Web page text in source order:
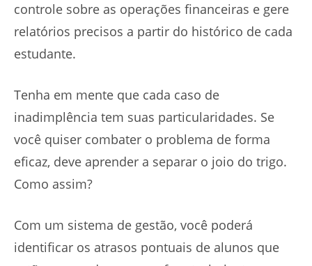
controle sobre as operações financeiras e gere
relatórios precisos a partir do histórico de cada
estudante.
Tenha em mente que cada caso de
inadimplência tem suas particularidades. Se
você quiser combater o problema de forma
eficaz, deve aprender a separar o joio do trigo.
Como assim?
Com um sistema de gestão, você poderá
identificar os atrasos pontuais de alunos que